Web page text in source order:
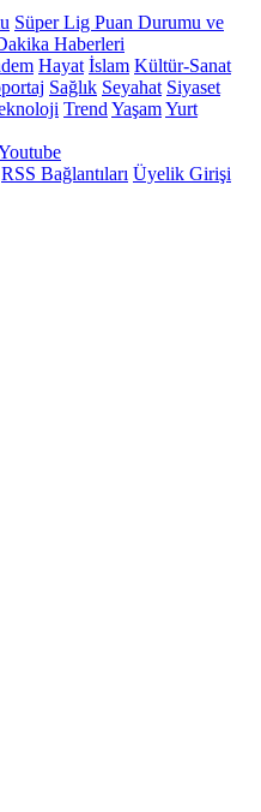
Süper Lig Puan Durumu ve
Haberleri
Hayat İslam Kültür-Sanat
Sağlık Seyahat Siyaset
Trend YaşamYurt
RSS Bağlantıları Üyelik Girişi